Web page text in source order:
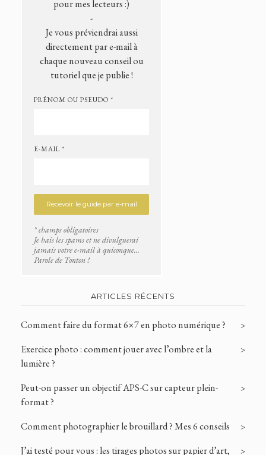
pour mes lecteurs :)
-
Je vous préviendrai aussi
directement par e-mail à
chaque nouveau conseil ou
tutoriel que je publie !
PRÉNOM OU PSEUDO *
E-MAIL *
* champs obligatoires
Je hais les spams et ne divulguerai
jamais votre e-mail à quiconque...
Parole de Tonton !
ARTICLES RÉCENTS
Comment faire du format 6×7 en photo numérique ?
Exercice photo : comment jouer avec l’ombre et la
lumière ?
Peut-on passer un objectif APS-C sur capteur plein-
format ?
Comment photographier le brouillard ? Mes 6 conseils
J’ai testé pour vous : les tirages photos sur papier d’art,